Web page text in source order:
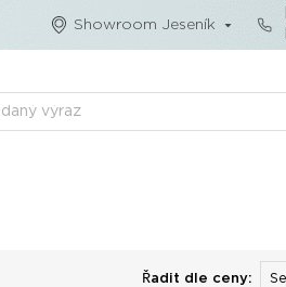
Showroom Jeseník
Řadit dle ceny: